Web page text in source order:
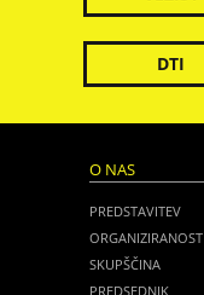
DTI
O NAS
PREDSTAVITEV
ORGANIZIRANOST
SKUPŠČINA
PREDSEDNIK